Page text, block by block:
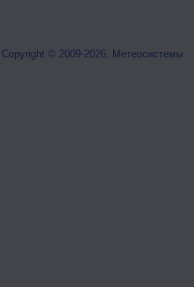
Copyright © 2009-2026, Метеосистемы